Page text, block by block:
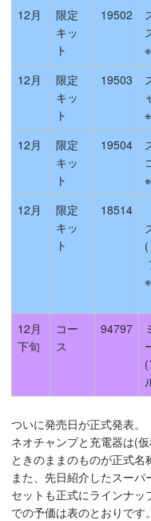
12月
限定
キッ
ト
19502
12月
限定
キッ
ト
19503
12月
限定
キッ
ト
19504
12月
限定
キッ
ト
18514
12月
下旬
コー
ス
94797
ついに発売日が正式発表。
ネオチャンプと充電器は(
ときのままのものが正式名
また、先日紹介したスー
セットも正式にラインナ
での予価は表のとおりです。